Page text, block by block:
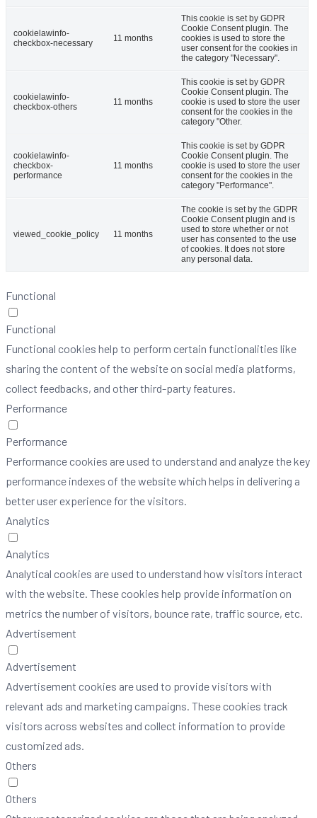
cookielawinfo-
checkbox-necessary
11 months
This cookie is set by GDPR
Cookie Consent plugin. The
cookies is used to store the
user consent for the cookies in
the category "Necessary".
cookielawinfo-
checkbox-others
11 months
This cookie is set by GDPR
Cookie Consent plugin. The
cookie is used to store the user
consent for the cookies in the
category "Other.
cookielawinfo-
checkbox-
performance
11 months
This cookie is set by GDPR
Cookie Consent plugin. The
cookie is used to store the user
consent for the cookies in the
category "Performance".
viewed_cookie_policy 11 months
The cookie is set by the GDPR
Cookie Consent plugin and is
used to store whether or not
user has consented to the use
of cookies. It does not store
any personal data.
Functional
Functional
Functional cookies help to perform certain functionalities like
sharing the content of the website on social media platforms,
collect feedbacks, and other third-party features.
Performance
Performance
Performance cookies are used to understand and analyze the key
performance indexes of the website which helps in delivering a
better user experience for the visitors.
Analytics
Analytics
Analytical cookies are used to understand how visitors interact
with the website. These cookies help provide information on
metrics the number of visitors, bounce rate, traffic source, etc.
Advertisement
Advertisement
Advertisement cookies are used to provide visitors with
relevant ads and marketing campaigns. These cookies track
visitors across websites and collect information to provide
customized ads.
Others
Others